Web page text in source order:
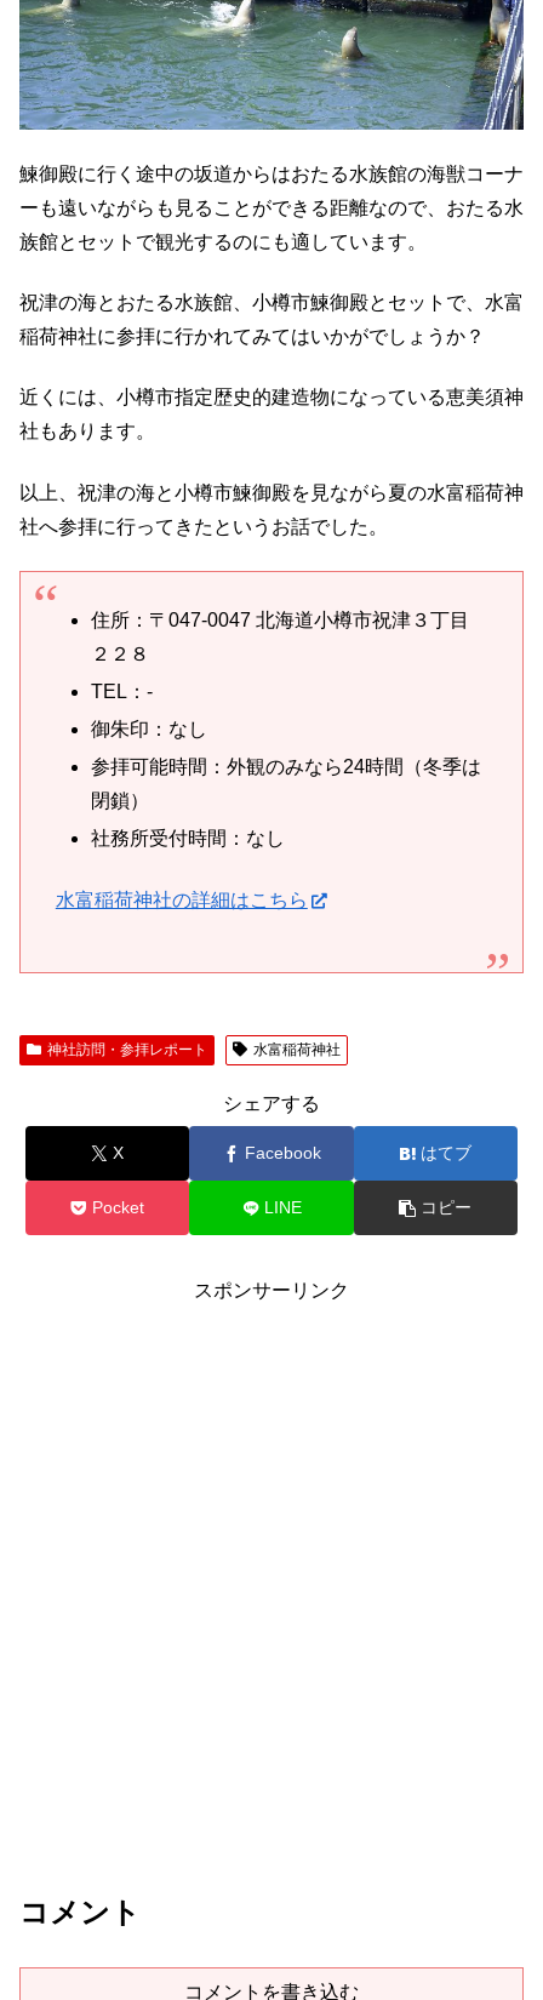
鰊御殿に行く途中の坂道からはおたる水族館の海獣コーナ
ーも遠いながらも見ることができる距離なので、おたる水
族館とセットで観光するのにも適しています。
祝津の海とおたる水族館、小樽市鰊御殿とセットで、水富
稲荷神社に参拝に行かれてみてはいかがでしょうか？
近くには、小樽市指定歴史的建造物になっている恵美須神
社もあります。
以上、祝津の海と小樽市鰊御殿を見ながら夏の水富稲荷神
社へ参拝に行ってきたというお話でした。
住所：〒047-0047 北海道小樽市祝津３丁目
２２８
TEL：-
御朱印：なし
参拝可能時間：外観のみなら24時間（冬季は
閉鎖）
社務所受付時間：なし
水富稲荷神社の詳細はこちら
神社訪問・参拝レポート 水富稲荷神社
シェアする
X Facebook はてブ
Pocket LINE コピー
スポンサーリンク
コメント
コメントを書き込む